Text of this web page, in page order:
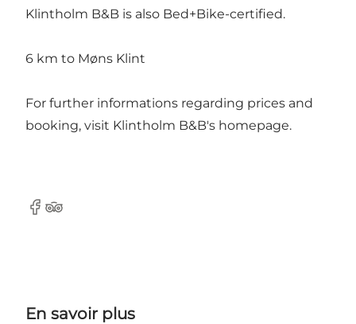
Klintholm B&B is also Bed+Bike-certified.
6 km to Møns Klint
For further informations regarding prices and
booking, visit Klintholm B&B's homepage.
Facebook
TripAdvisor
En savoir plus